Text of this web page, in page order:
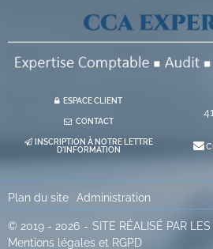
ESPACE CLIENT
CONTACT
INSCRIPTION À NOTRE LETTRE
D'INFORMATION
Plan du site Administration
© 2019 - 2026
SITE RÉALISÉ PAR
Mentions légales et RGPD